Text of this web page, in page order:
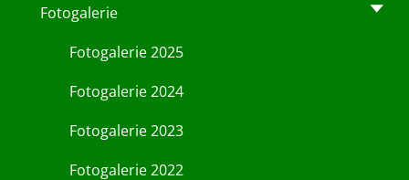
Fotogalerie
Fotogalerie 2025
Fotogalerie 2024
Fotogalerie 2023
Fotogalerie 2022